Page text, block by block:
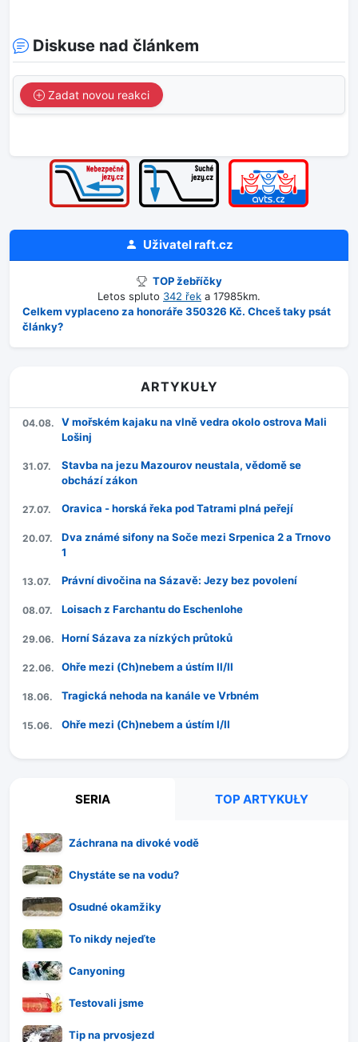
Diskuse nad článkem
Zadat novou reakci
Uživatelraft.cz
TOP žebříčky
Letos spluto 342 řek a 17985km.
Celkem vyplaceno za honoráře 350326 Kč. Chceš taky psát
články?
ARTYKUŁY
04.08.
V mořském kajaku na vlně vedra okolo ostrova Mali
Lošinj
31.07.
Stavba na jezu Mazourov neustala, vědomě se
obchází zákon
27.07. Oravica - horská řeka pod Tatrami plná peřejí
20.07.
Dva známé sifony na Soče mezi Srpenica 2 a Trnovo
1
13.07. Právní divočina na Sázavě: Jezy bez povolení
08.07. Loisach z Farchantu do Eschenlohe
29.06. Horní Sázava za nízkých průtoků
22.06. Ohře mezi (Ch)nebem a ústím II/II
18.06. Tragická nehoda na kanále ve Vrbném
15.06. Ohře mezi (Ch)nebem a ústím I/II
SERIA TOP ARTYKUŁY
Záchrana na divoké vodě
Chystáte se na vodu?
Osudné okamžiky
To nikdy nejeďte
Canyoning
Testovali jsme
Tip na prvosjezd